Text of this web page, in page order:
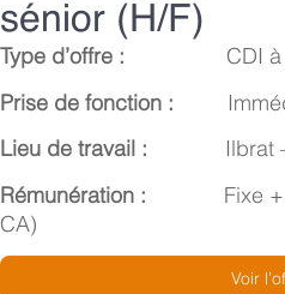
sénior (H/F)
Type d’offre :
CDI à
Prise de fonction :
Lieu de travail :
Ilbrat –
Rémunération : Fixe +
CA)
Voir